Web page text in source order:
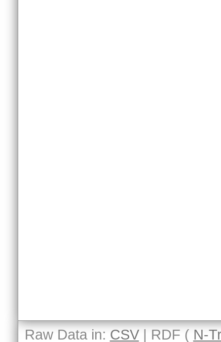
Raw Data in: CSV| RDF ( N-